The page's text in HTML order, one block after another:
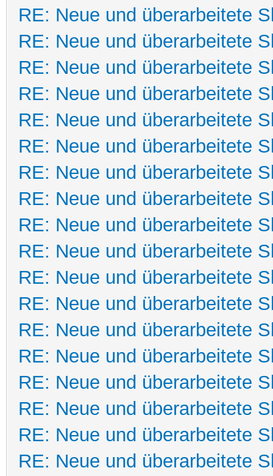
RE: Neue und überarbeitete
RE: Neue und überarbeitete
RE: Neue und überarbeitete
RE: Neue und überarbeitete
RE: Neue und überarbeitete
RE: Neue und überarbeitete
RE: Neue und überarbeitete
RE: Neue und überarbeitete
RE: Neue und überarbeitete
RE: Neue und überarbeitete
RE: Neue und überarbeitete
RE: Neue und überarbeitete
RE: Neue und überarbeitete
RE: Neue und überarbeitete
RE: Neue und überarbeitete
RE: Neue und überarbeitete
RE: Neue und überarbeitete
RE: Neue und überarbeitete